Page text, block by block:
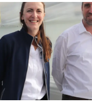
ACTUALITÉS
Contact
Accès